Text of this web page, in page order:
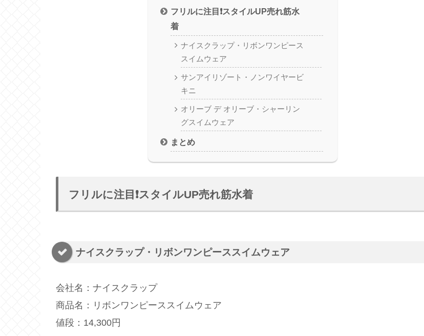
フリルに注目❗スタイルUP売れ筋水
着
ナイスクラップ・リボンワンピース
スイムウェア
サンアイリゾート・ノンワイヤービ
キニ
オリーブ デ オリーブ・シャーリン
グスイムウェア
まとめ
フリルに注目❗スタイルUP売れ筋水着
ナイスクラップ・リボンワンピーススイムウェア
会社名：ナイスクラップ
商品名：リボンワンピーススイムウェア
値段：14,300円